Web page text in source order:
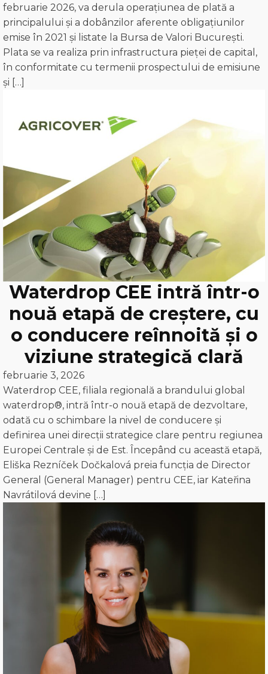
februarie 2026, va derula operațiunea de plată a
principalului și a dobânzilor aferente obligațiunilor
emise în 2021 și listate la Bursa de Valori București.
Plata se va realiza prin infrastructura pieței de capital,
în conformitate cu termenii prospectului de emisiune
și […]
Waterdrop CEE intră într-o
nouă etapă de creștere, cu
o conducere reînnoită și o
viziune strategică clară
februarie 3, 2026
Waterdrop CEE, filiala regională a brandului global
waterdrop®, intră într-o nouă etapă de dezvoltare,
odată cu o schimbare la nivel de conducere și
definirea unei direcții strategice clare pentru regiunea
Europei Centrale și de Est. Începând cu această etapă,
Eliška Rezníček Dočkalová preia funcția de Director
General (General Manager) pentru CEE, iar Kateřina
Navrátilová devine […]